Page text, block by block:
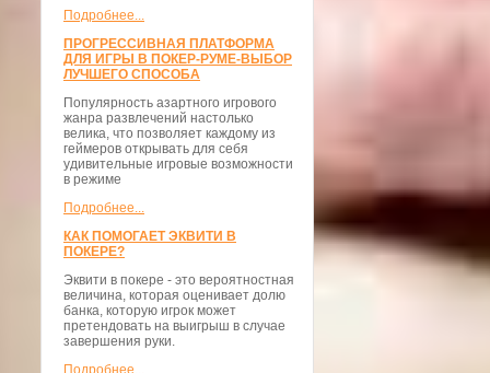
Подробнее...
ПРОГРЕССИВНАЯ ПЛАТФОРМА
ДЛЯ ИГРЫ В ПОКЕР-РУМЕ-ВЫБОР
ЛУЧШЕГО СПОСОБА
Популярность азартного игрового
жанра развлечений настолько
велика, что позволяет каждому из
геймеров открывать для себя
удивительные игровые возможности
в режиме
Подробнее...
КАК ПОМОГАЕТ ЭКВИТИ В
ПОКЕРЕ?
Эквити в покере - это вероятностная
величина, которая оценивает долю
банка, которую игрок может
претендовать на выигрыш в случае
завершения руки.
Подробнее...